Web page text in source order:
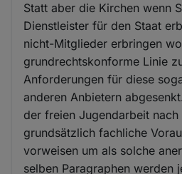
Statt aber die Kirchen wenn
Dienstleister für den Staat
nicht-Mitglieder erbringen
grundrechtskonforme Linie
Anforderungen für diese
anderen Anbietern
der freien Jugendarbeit nach
grundsätzlich fachliche
vorweisen um als solche
selben Paragraphen werden